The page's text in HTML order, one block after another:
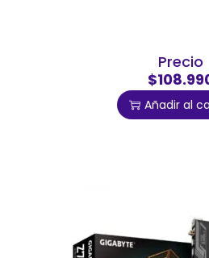
Precio
Añadir al